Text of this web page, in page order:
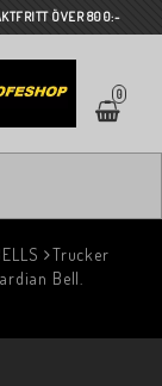
ÖVER 800:-
0
Trucker
Bell.